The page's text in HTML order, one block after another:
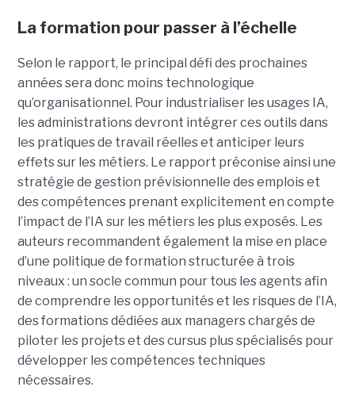
La formation pour passer à l’échelle
Selon le rapport, le principal défi des prochaines
années sera donc moins technologique
qu’organisationnel. Pour industrialiser les usages IA,
les administrations devront intégrer ces outils dans
les pratiques de travail réelles et anticiper leurs
effets sur les métiers. Le rapport préconise ainsi une
stratégie de gestion prévisionnelle des emplois et
des compétences prenant explicitement en compte
l’impact de l’IA sur les métiers les plus exposés. Les
auteurs recommandent également la mise en place
d’une politique de formation structurée à trois
niveaux : un socle commun pour tous les agents afin
de comprendre les opportunités et les risques de l’IA,
des formations dédiées aux managers chargés de
piloter les projets et des cursus plus spécialisés pour
développer les compétences techniques
nécessaires.